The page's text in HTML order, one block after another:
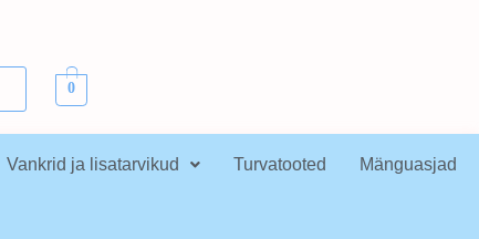
0
Vankrid ja lisatarvikud Turvatooted Mänguasjad